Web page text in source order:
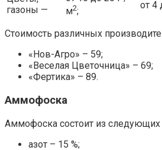
газоны —
м2;
от 4
Стоимость различных
«Нов-Агро» – 59;
«Веселая Цветочница» – 69;
«Фертика» – 89.
Аммофоска
Аммофоска состоит из
азот – 15 %;